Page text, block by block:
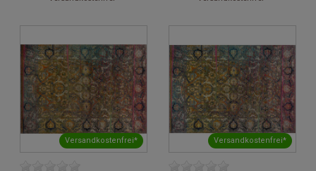
Versandkostenfrei* Versandkostenfrei*